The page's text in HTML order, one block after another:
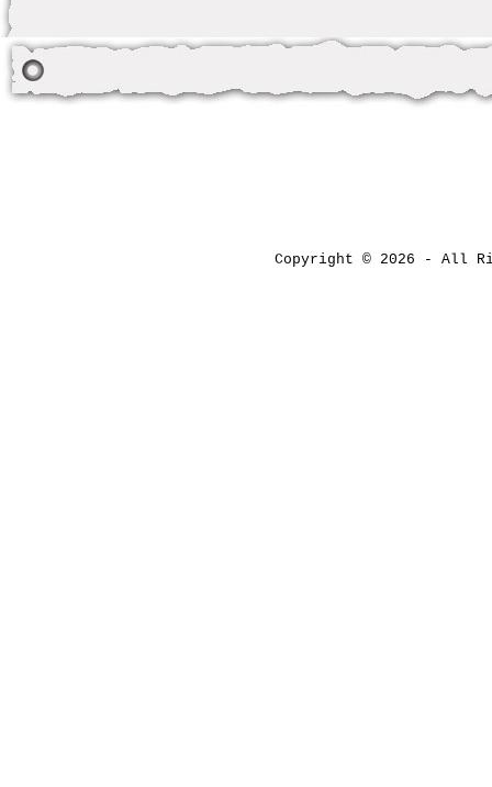
Copyright © 2026 - All